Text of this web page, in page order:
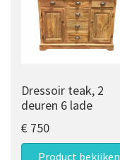
Dressoir teak, 2
deuren 6 lade
€ 750
Product bekijken